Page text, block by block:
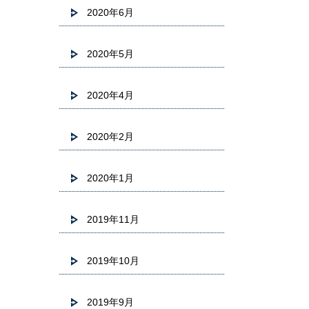
2020年6月
2020年5月
2020年4月
2020年2月
2020年1月
2019年11月
2019年10月
2019年9月